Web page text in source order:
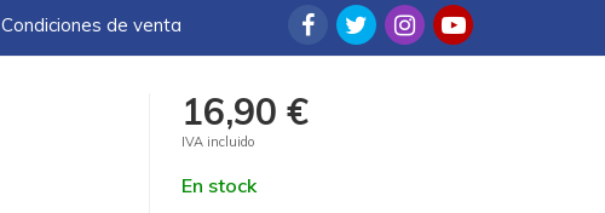
Condiciones de venta
16,90 €
IVA incluido
En stock